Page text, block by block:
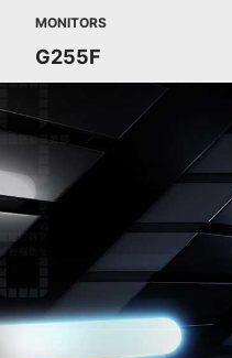
MONITORS
G255F